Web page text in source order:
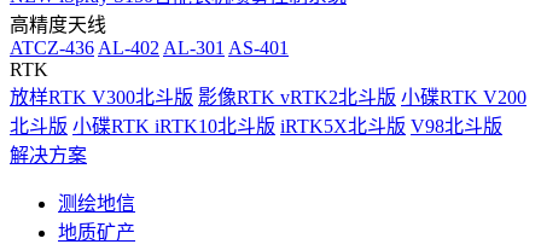
高精度天线
ATCZ-436 AL-402 AL-301 AS-401
RTK
放样RTK V300北斗版 影像RTK vRTK2北斗版 小碟RTK V200
北斗版 小碟RTK iRTK10北斗版 iRTK5X北斗版 V98北斗版
解决方案
测绘地信
地质矿产